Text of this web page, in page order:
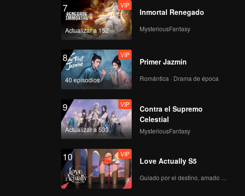
7
Actualizar a 152
VIP
Inmortal Renegado
MysteriousFantasy
8
40 episodios
VIP
Primer Jazmín
Romántica · Drama de época
9
Actualizar a 533
VIP
Contra el Supremo
Celestial
MysteriousFantasy
10 VIP
Love Actually S5